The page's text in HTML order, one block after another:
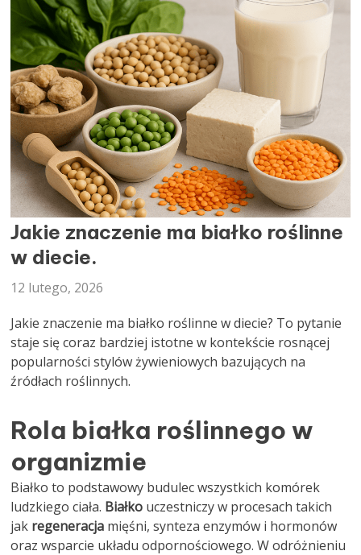
DIETETYK
Jakie znaczenie ma białko roślinne
w diecie.
12 lutego, 2026
Jakie znaczenie ma białko roślinne w diecie? To pytanie
staje się coraz bardziej istotne w kontekście rosnącej
popularności stylów żywieniowych bazujących na
źródłach roślinnych.
Rola białka roślinnego w
organizmie
Białko to podstawowy budulec wszystkich komórek
ludzkiego ciała. Białko uczestniczy w procesach takich
jak regeneracja mięśni, synteza enzymów i hormonów
oraz wsparcie układu odpornościowego. W odróżnieniu